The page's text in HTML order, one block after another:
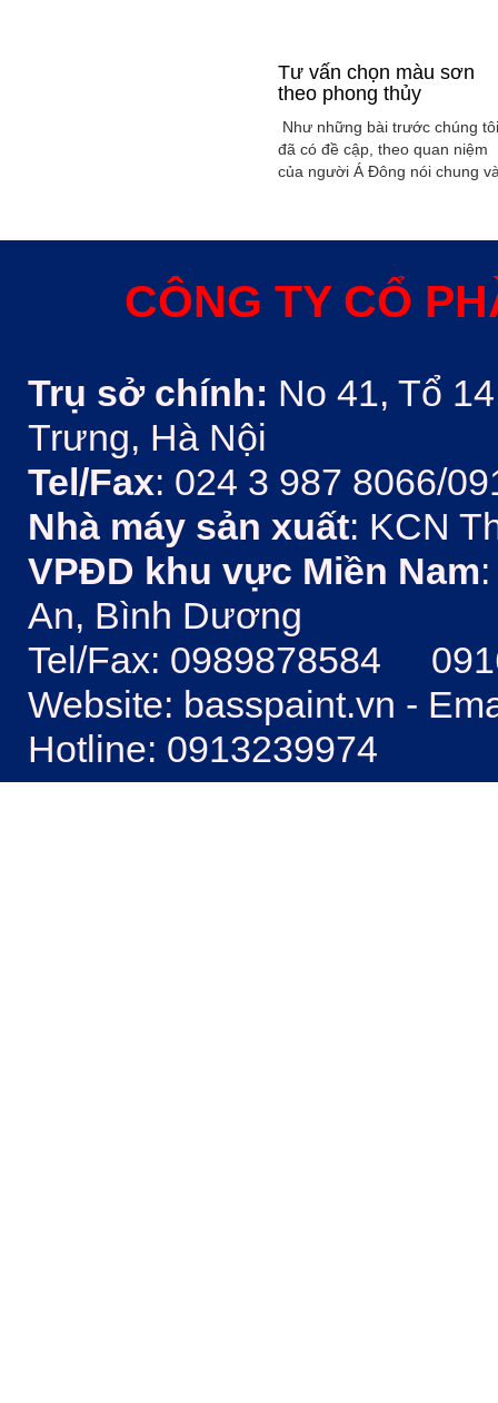
Tư vấn chọn màu sơn
theo phong thủy
Như những bài trước chúng tôi
đã có đề cập, theo quan niệm
của người Á Đông nói chung
xây dụng nhà ở hoặc bất kỳ
thủy trong ngôi nhà thường
được quyết định bởi các nhân
CÔNG TY CỔ
Trụ sở chính: No 41, Tổ
Trưng, Hà Nội
Tel/Fax: 024 3 987 8066/
Nhà máy sản xuất: KCN
VPĐD khu vực Miền Nam
An, Bình Dương
Tel/Fax: 0989878584
Website: basspaint.vn -
Hotline: 0913239974